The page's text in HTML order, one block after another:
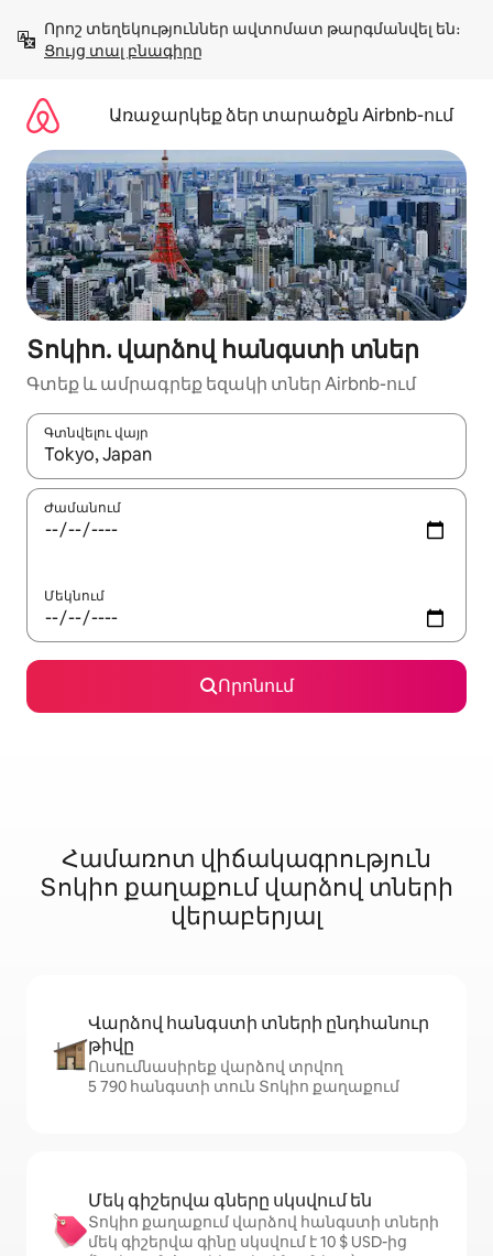
բովանդակությանը
Ցույց տալ բնագիրը
Առաջարկեք ձեր տարածքն Airbnb-ում
Տոկիո. վարձով հանգստի տներ
Գտեք և ամրագրեք եզակի տներ Airbnb-ում
Գտնվելու վայր
Երբ արդյունքները հասանելի լինեն, սլաքների
Ժամանում
Մեկնում
Որոնում
Համառոտ վիճակագրություն
Տոկիո քաղաքում վարձով տների
վերաբերյալ
Վարձով հանգստի տների ընդհանուր
թիվը
Ուսումնասիրեք վարձով տրվող
5 790 հանգստի տուն Տոկիո քաղաքում
Մեկ գիշերվա գները սկսվում են
Տոկիո քաղաքում վարձով հանգստի տների
մեկ գիշերվա գինը սկսվում է 10 $ USD-ից